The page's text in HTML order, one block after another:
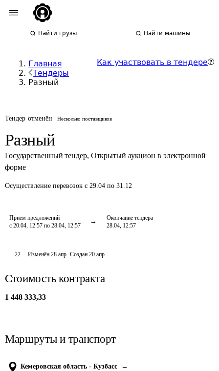
Найти грузы Найти машины
Главная
Тендеры
Разный
Как участвовать в тендере
Тендер отменён Несколько поставщиков
Разный
Государственный тендер, Открытый аукцион в электронной
форме
Осуществление перевозок с 29.04 по 31.12
Приём предложений
с 20.04, 12:57 по 28.04, 12:57
Окончание тендера
28.04, 12:57
22 Изменён28 апр. Создан 20 апр
Стоимость контракта
1 448 333,33
Маршруты и транспорт
Кемеровская область - Кузбасс
→